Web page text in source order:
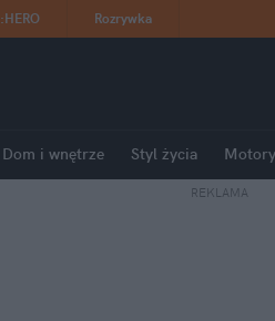
:HERO Rozrywka
Dom i wnętrze Styl życia
REKLAMA